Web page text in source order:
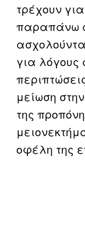
τρέχουν
παραπάνω
για
μείωση
της
οφέλη της